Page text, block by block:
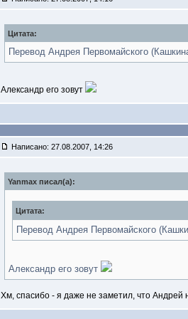
Цитата:
Перевод Андрея Первомайского
Александр его зовут
Написано: 27.08.2007, 14:26
Yanmax писал(a):
Цитата:
Перевод Андрея Первомайского
Александр его зовут
Хм, спасибо - я даже не заметил, что Андрей